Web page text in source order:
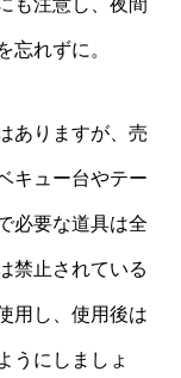
忘れずに。
ありますが、売
キュー台やテー
必要な道具は全
禁止されている
用し、使用後は
うにしましょ